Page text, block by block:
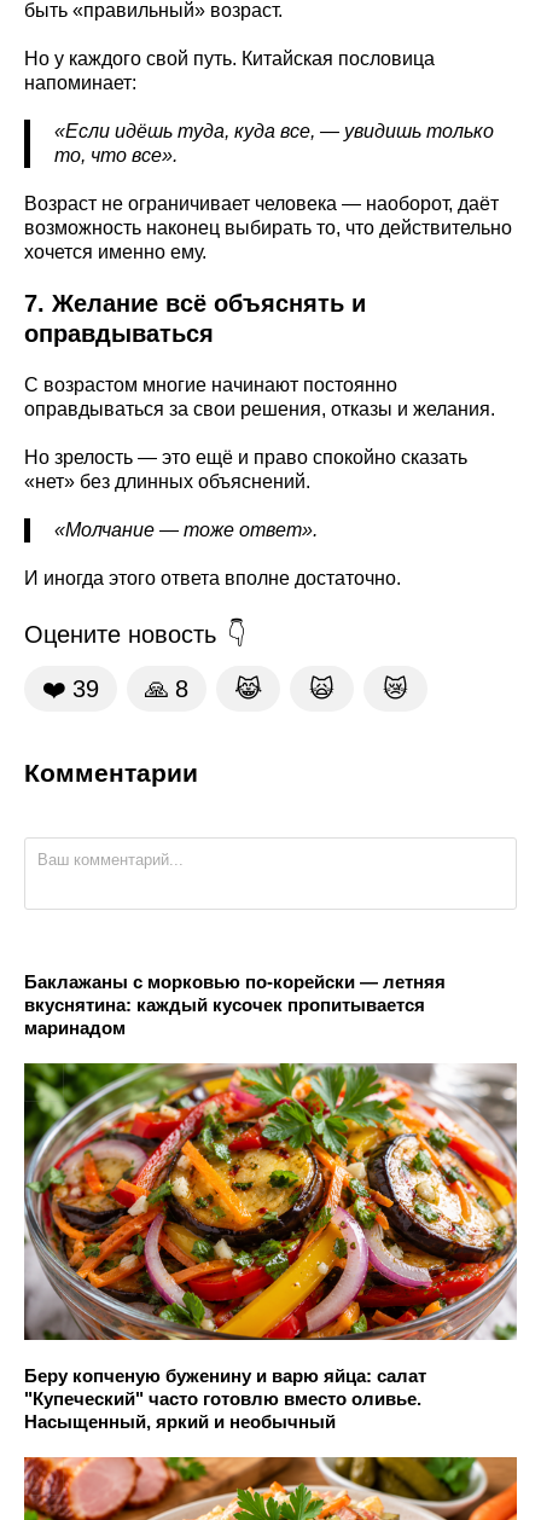
быть «правильный» возраст.
Но у каждого свой путь. Китайская пословица
напоминает:
«Если идёшь туда, куда все, — увидишь только
то, что все».
Возраст не ограничивает человека — наоборот, даёт
возможность наконец выбирать то, что действительно
хочется именно ему.
7. Желание всё объяснять и
оправдываться
С возрастом многие начинают постоянно
оправдываться за свои решения, отказы и желания.
Но зрелость — это ещё и право спокойно сказать
«нет» без длинных объяснений.
«Молчание — тоже ответ».
И иногда этого ответа вполне достаточно.
Оцените новость
❤️ 39 🙏 8 😹 🙀 😿
Комментарии
Баклажаны с морковью по-корейски — летняя
вкуснятина: каждый кусочек пропитывается
маринадом
Беру копченую буженину и варю яйца: салат
"Купеческий" часто готовлю вместо оливье.
Насыщенный, яркий и необычный